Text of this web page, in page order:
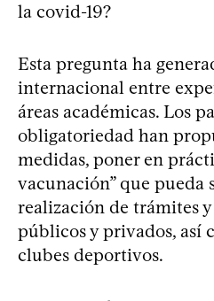
la covid-19?
Esta pregunta ha
internacional entre
áreas académicas. Los
obligatoriedad han
medidas, poner en
vacunación” que pueda
realización de trámites
públicos y privados, así
clubes deportivos.